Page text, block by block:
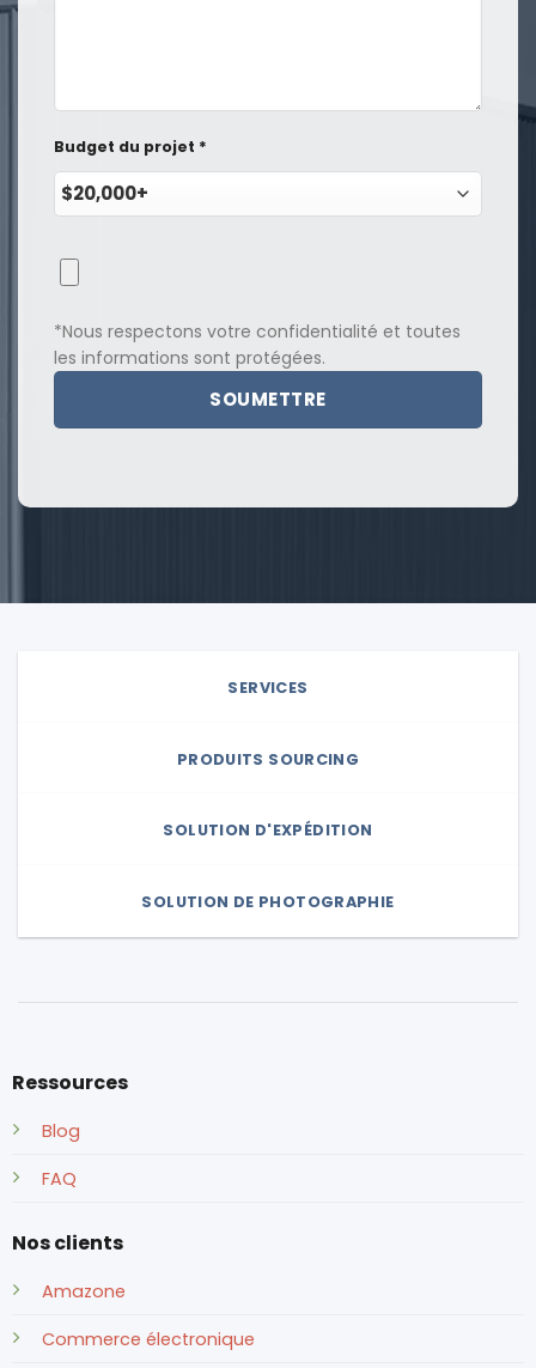
Budget du projet *
*Nous respectons votre confidentialité et toutes
les informations sont protégées.
SERVICES
PRODUITS SOURCING
SOLUTION D'EXPÉDITION
SOLUTION DE PHOTOGRAPHIE
Ressources
Blog
FAQ
Nos clients
Amazone
Commerce électronique